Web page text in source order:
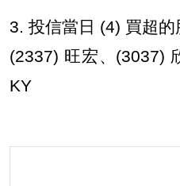
3. 投信當日 (4) 買超的
(2337) 旺宏、(3037)
KY